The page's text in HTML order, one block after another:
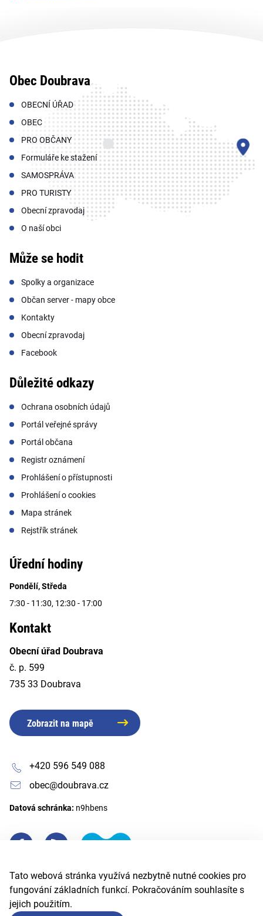
Tato webová stránka využívá nezbytně nutné cookies pro
fungování základních funkcí. Pokračováním souhlasíte s
jejich použitím.
Obec Doubrava
OBECNÍ ÚŘAD
OBEC
PRO OBČANY
Formuláře ke stažení
SAMOSPRÁVA
PRO TURISTY
Obecní zpravodaj
O naší obci
Může se hodit
Spolky a organizace
Občan server - mapy obce
Kontakty
Obecní zpravodaj
Facebook
Důležité odkazy
Ochrana osobních údajů
Portál veřejné správy
Portál občana
Registr oznámení
Prohlášení o přístupnosti
Prohlášení o cookies
Mapa stránek
Rejstřík stránek
Úřední hodiny
Pondělí, Středa
7:30 - 11:30, 12:30 - 17:00
Kontakt
Obecní úřad Doubrava
č. p. 599
735 33 Doubrava
Zobrazit na mapě
+420 596 549 088
obec@doubrava.cz
Datová schránka: n9hbens